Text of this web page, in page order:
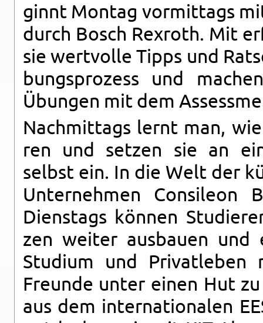
ginnt Mon­tag vor­mit­tags
durch Bosch Rex­roth. Mit
sie wert­vol­le Tipps und
bungs­pro­zess und
Übun­gen mit dem
Nach­mit­tags lernt man,
ren und set­zen sie an
selbst ein. In die Welt der
Un­ter­neh­men Con­sile­on
Diens­tags kön­nen
zen wei­ter aus­bau­en und
Stu­di­um und Pri­vat­le­ben
Freun­de unter einen Hut
aus dem in­ter­na­tio­na­len